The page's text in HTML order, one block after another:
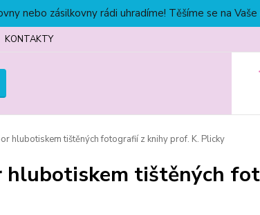
nebo zásilkovny rádi uhradíme! Těšíme se na Vaše
KONTAKTY
hlubotiskem tištěných fotografií z knihy prof. K. Plicky
hlubotiskem tištěných